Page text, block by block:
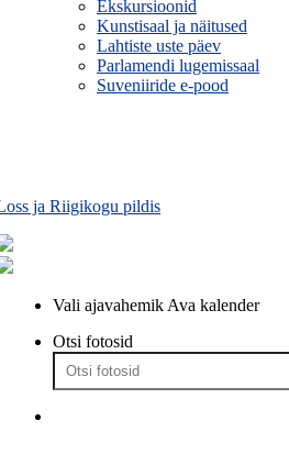
Ekskursioonid
Kunstisaal ja näitused
Lahtiste uste päev
Parlamendi lugemissaal
Suveniiride e-pood
ja Riigikogu pildis
Vali ajavahemik Ava kalender
Otsi fotosid